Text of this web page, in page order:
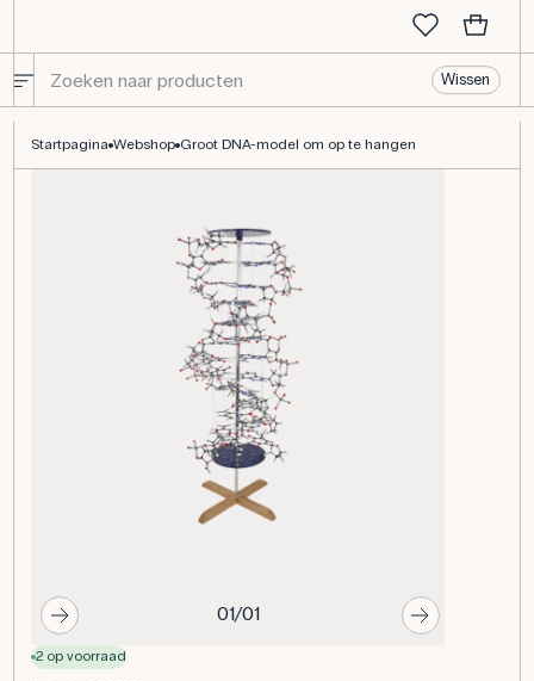
Wissen
Startpagina Webshop Groot DNA-model om op te hangen
01/01
2 op voorraad